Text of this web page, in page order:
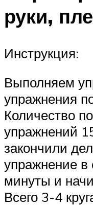
руки,
Инструкция:
Выполняем
упражнения
Количество
упражнений
закончили
упражнение в
минуты и
Всего 3-4